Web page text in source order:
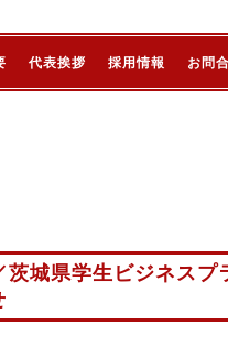
代表挨拶 採用情報 お問
城県学生ビジネスプ